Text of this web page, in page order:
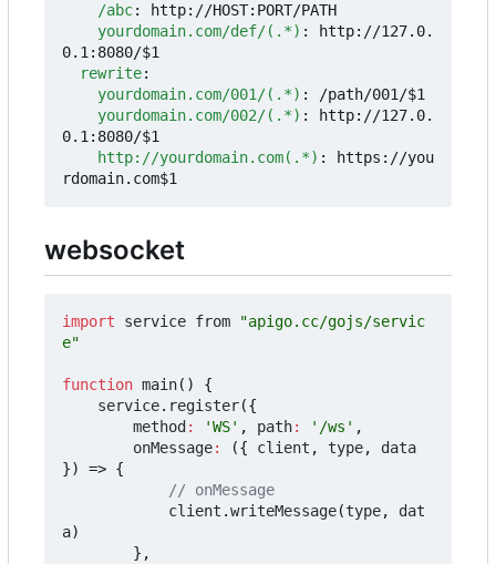
/abc:
http://HOST:PORT/PATH
yourdomain.com/def/(.*) :
http://127.0.
0.1:8080/$1
rewrite:
yourdomain.com/001/(.*) :
/path/001/$1
yourdomain.com/002/(.*) :
http://127.0.
0.1:8080/$1
http://yourdomain.com(.*) :
https://you
rdomain.com$1
websocket
import service from
"apigo.cc/gojs/servic
e"
function main()
{
service. register({
method : 'WS' , path: '/ws' ,
onMessage: ({ client , type,
data
})
=> {
client .writeMessage(type,
dat
a)
},